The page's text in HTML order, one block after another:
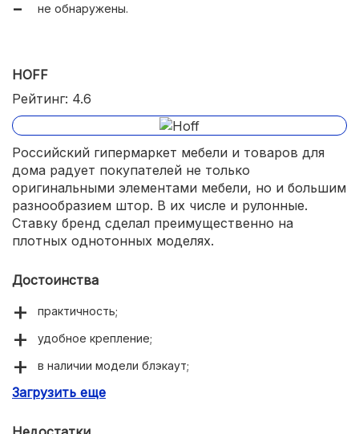
не обнаружены.
HOFF
Рейтинг: 4.6
Российский гипермаркет мебели и товаров для
дома радует покупателей не только
оригинальными элементами мебели, но и большим
разнообразием штор. В их числе и рулонные.
Ставку бренд сделал преимущественно на
плотных однотонных моделях.
Достоинства
практичность;
удобное крепление;
в наличии модели блэкаут;
приемлемая цена.
Загрузить еще